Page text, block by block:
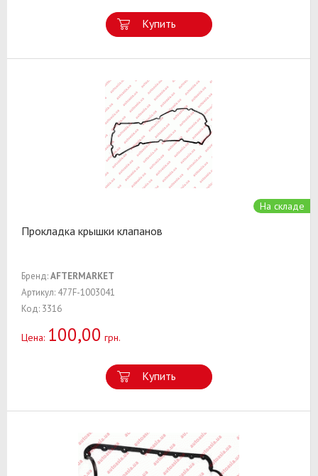
Купить
На складе
Прокладка крышки клапанов
Бренд:AFTERMARKET
Артикул: 477F-1003041
Код: 3316
Цена: 100,00 грн.
Купить